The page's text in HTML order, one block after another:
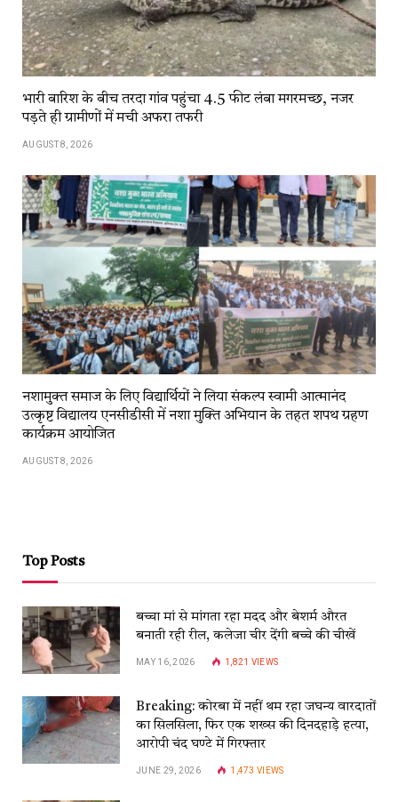
भारी बारिश के बीच तरदा गांव पहुंचा 4.5 फीट लंबा मगरमच्छ, नजर
पड़ते ही ग्रामीणों में मची अफरा तफरी
AUGUST 8, 2026
नशामुक्त समाज के लिए विद्यार्थियों ने लिया संकल्प स्वामी आत्मानंद
उत्कृष्ट विद्यालय एनसीडीसी में नशा मुक्ति अभियान के तहत शपथ ग्रहण
कार्यक्रम आयोजित
AUGUST 8, 2026
Top Posts
बच्चा मां से मांगता रहा मदद और बेशर्म औरत
बनाती रही रील, कलेजा चीर देंगी बच्चे की चीखें
MAY 16, 2026 1,821 VIEWS
Breaking: कोरबा में नहीं थम रहा जघन्य वारदातों
का सिलसिला, फिर एक शख्स की दिनदहाड़े हत्या,
आरोपी चंद घण्टे में गिरफ्तार
JUNE 29, 2026 1,473VIEWS